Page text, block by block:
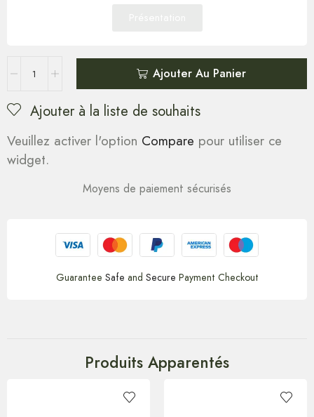
Ajouter Au Panier
Ajouter à la liste de souhaits
Veuillez activer l'option Compare pour utiliser ce
widget.
Moyens de paiement sécurisés
Guarantee Safe and Secure Payment Checkout
Produits Apparentés